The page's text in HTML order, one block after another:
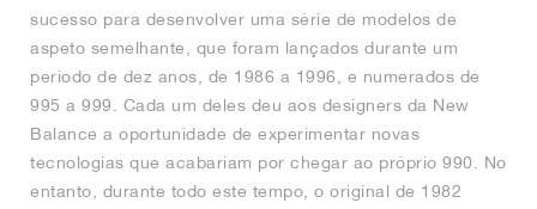
sucesso para desenvolver uma série de modelos de
aspeto semelhante, que foram lançados durante um
período de dez anos, de 1986 a 1996, e numerados de
995 a 999. Cada um deles deu aos designers da New
Balance a oportunidade de experimentar novas
tecnologias que acabariam por chegar ao próprio 990. No
entanto, durante todo este tempo, o original de 1982